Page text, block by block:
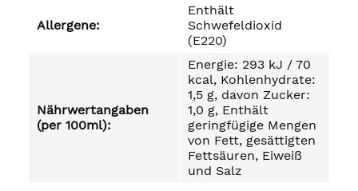
Allergene:
Enthält
Schwefeldioxid
(E220)
Nährwertangaben
(per 100ml):
Energie: 293 kJ / 70
kcal, Kohlenhydrate:
1,5 g, davon Zucker:
1,0 g, Enthält
geringfügige Mengen
von Fett, gesättigten
Fettsäuren, Eiweiß
und Salz